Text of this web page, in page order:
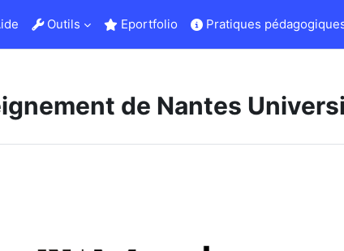
Outils Eportfolio Pratiques
de Nantes